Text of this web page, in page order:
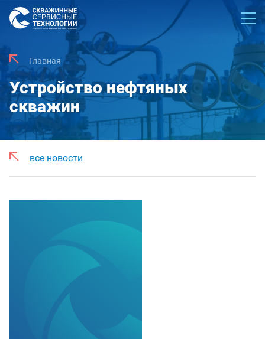
Главная
Устройство нефтяных
скважин
все новости